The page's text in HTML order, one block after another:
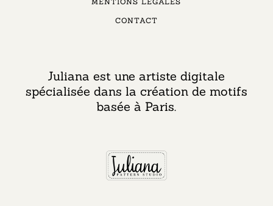
CONTACT
Juliana est une artiste digitale
spécialisée dans la création de motifs
basée à Paris.